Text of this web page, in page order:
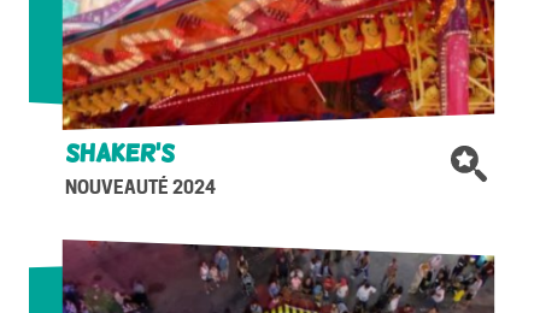
Shaker’s
NOUVEAUTÉ 2024